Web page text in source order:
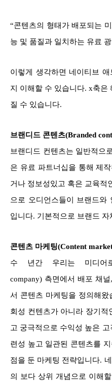
“콘텐츠의 형태가 배포되는
능 및 품질과 일치하는 유료 광
이렇게 생각하면 네이티브
지 이해할 수 있습니다. x축은
질 수 있습니다.
브랜디드 콘텐츠(Branded
브랜디드 컨텐츠는 일반적으
은 유료 파트너십을 통해 제
거나 정보성있고 혹은 교육적
으로 오디언스들이 브랜드와
입니다. 기본적으로 브랜드
콘텐츠 마케팅(Content
수 년간 우리는 미디어로
company) 측면에서 배포 채
서 콘텐츠 마케팅을 정의해
회성 컨텐츠가 아니라 장기
고 궁극적으로 수익성 높은
련성 높고 일관된 콘텐츠를
점을 둔 마케팅 전략입니다.
의 보다 상위 개념으로 이해